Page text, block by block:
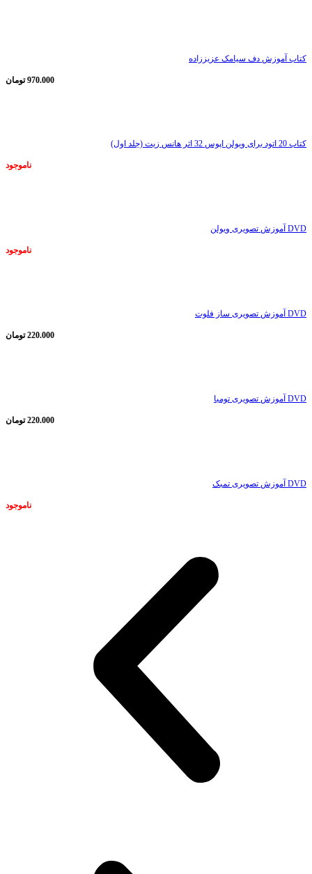
کتاب آموزش دف سیامک عزیززاده
970.000 تومان
کتاب 20 اتود برای ویولن اپوس 32 اثر هانس زیت (جلد اول)
ناموجود
DVD آموزش تصویری ویولن
ناموجود
DVD آموزش تصویری ساز فلوت
220.000 تومان
DVD آموزش تصویری تومبا
220.000 تومان
DVD آموزش تصویری تمبک
ناموجود